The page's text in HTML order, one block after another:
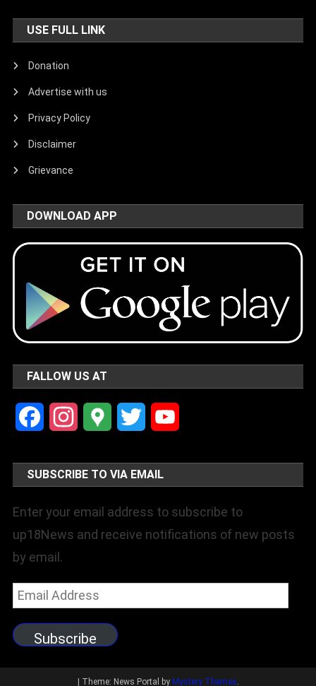
USE FULL LINK
Donation
Advertise with us
Privacy Policy
Disclaimer
Grievance
DOWNLOAD APP
FALLOW US AT
FacebookInstagramGoogle Twitter
SUBSCRIBE TO VIA EMAIL
Enter your email address to subscribe to
up18News and receive notifications of new posts
by email.
Email
Subscribe
| Theme: News Portal by Mystery Themes